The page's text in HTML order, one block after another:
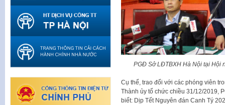
PGĐ Sở LĐTBXH Hà Nội tại Hội
Cụ thể, trao đổi với các phóng viên
Thành ủy tổ chức chiều 31/12/2019,
biết: Dịp Tết Nguyên đán Canh Tý